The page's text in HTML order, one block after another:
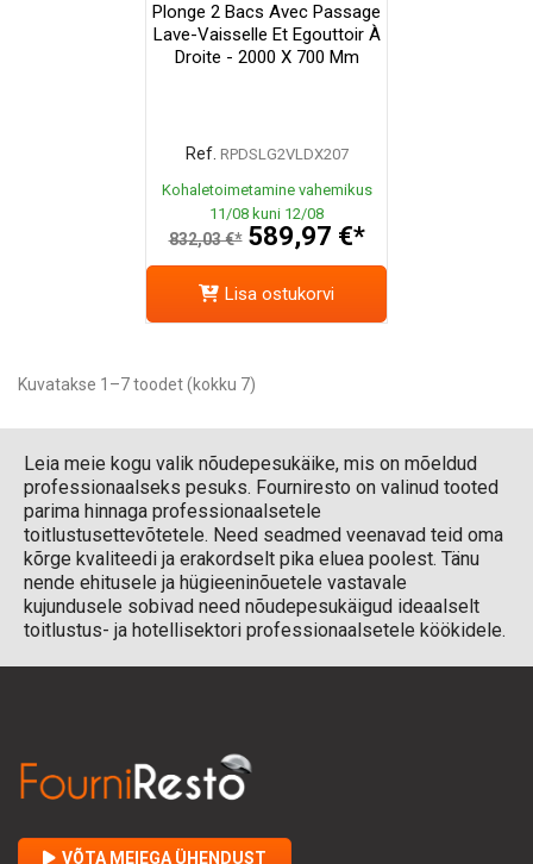
Plonge 2 Bacs Avec Passage
Lave-Vaisselle Et Egouttoir À
Droite - 2000 X 700 Mm
Ref. RPDSLG2VLDX207
Kohaletoimetamine vahemikus
11/08 kuni 12/08
832,03 €* 589,97 €*
Lisa ostukorvi
Kuvatakse 1–7 toodet (kokku 7)
Leia meie kogu valik nõudepesukäike, mis on mõeldud
professionaalseks pesuks. Fourniresto on valinud tooted
parima hinnaga professionaalsetele
toitlustusettevõtetele. Need seadmed veenavad teid oma
kõrge kvaliteedi ja erakordselt pika eluea poolest. Tänu
nende ehitusele ja hügieeninõuetele vastavale
kujundusele sobivad need nõudepesukäigud ideaalselt
toitlustus- ja hotellisektori professionaalsetele köökidele.
VÕTA MEIEGA ÜHENDUST